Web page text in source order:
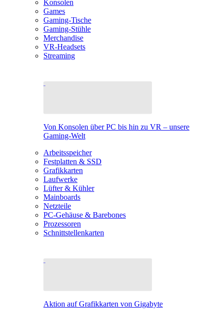
Konsolen
Games
Gaming-Tische
Gaming-Stühle
Merchandise
VR-Headsets
Streaming
Von Konsolen über PC bis hin zu VR – unsere
Gaming-Welt
Arbeitsspeicher
Festplatten & SSD
Grafikkarten
Laufwerke
Lüfter & Kühler
Mainboards
Netzteile
PC-Gehäuse & Barebones
Prozessoren
Schnittstellenkarten
Aktion auf Grafikkarten von Gigabyte